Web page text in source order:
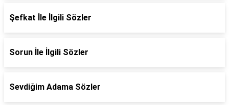
Şefkat İle İlgili Sözler
Sorun İle İlgili Sözler
Sevdiğim Adama Sözler